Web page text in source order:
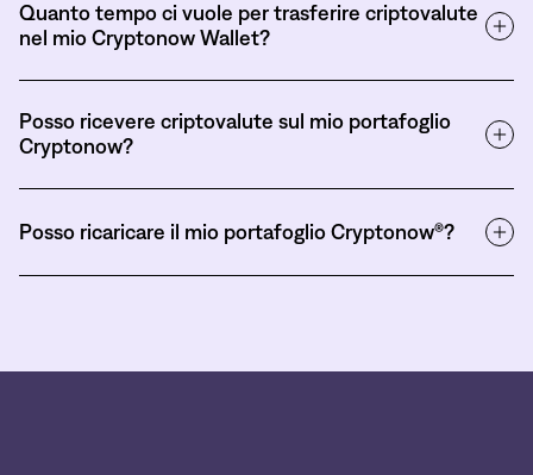
Quanto tempo ci vuole per trasferire criptovalute
nel mio Cryptonow Wallet?
Posso ricevere criptovalute sul mio portafoglio
Cryptonow?
Posso ricaricare il mio portafoglio Cryptonow®?